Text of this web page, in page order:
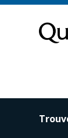
contenu